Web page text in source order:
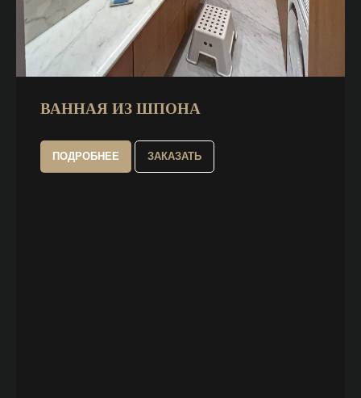
ВАННАЯ ИЗ ШПОНА
ПОДРОБНЕЕ ЗАКАЗАТЬ